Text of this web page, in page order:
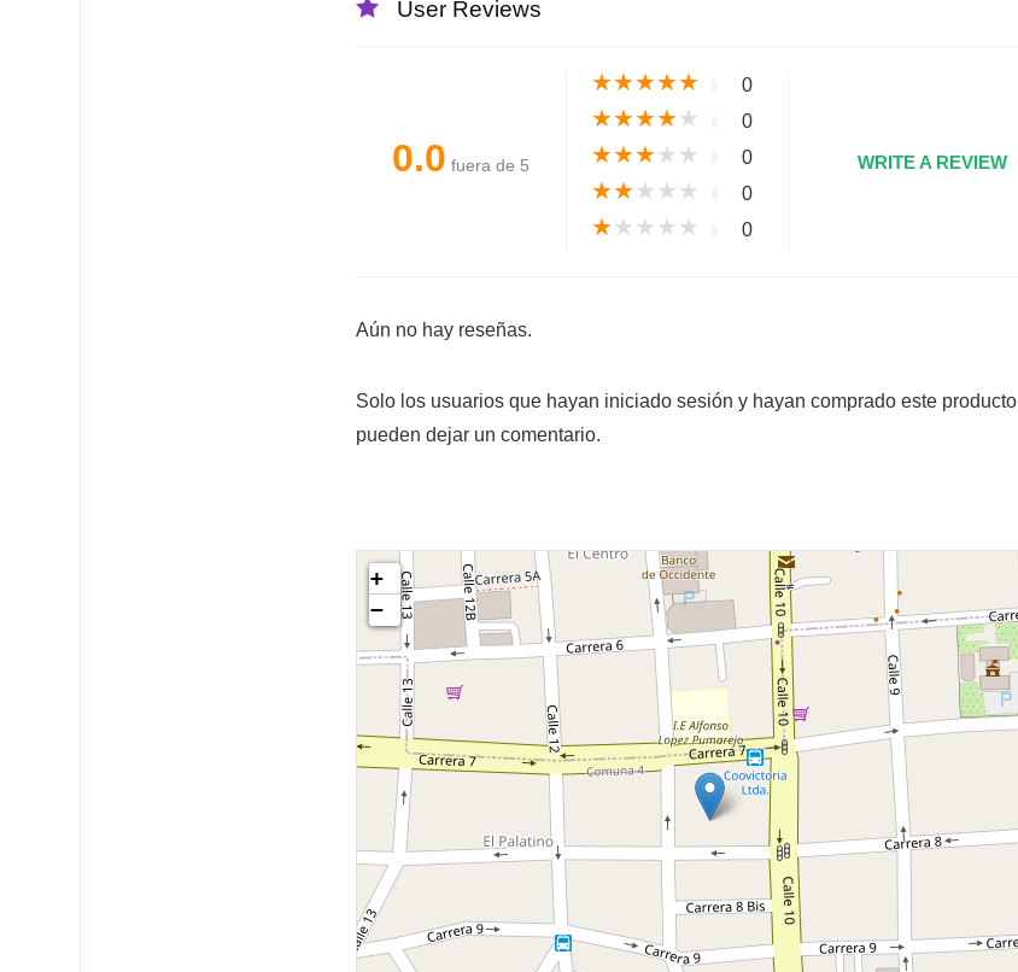
User Reviews
0.0 fuera de 5
★★★★★ 0
★★★★★ 0
★★★★★ 0
★★★★★ 0
★★★★★ 0
WRITE A REVIEW
Aún no hay reseñas.
Solo los usuarios que hayan iniciado sesión y hayan comprado este producto
pueden dejar un comentario.
+
−